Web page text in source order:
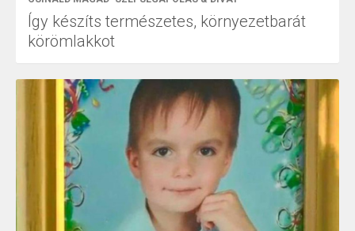
Így készíts természetes, környezetbarát
körömlakkot